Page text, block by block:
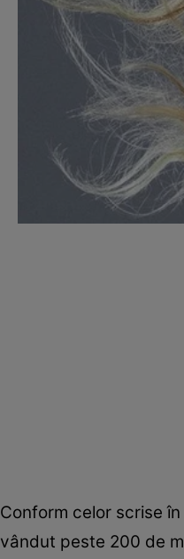
Conform celor scrise
vândut peste 200 de